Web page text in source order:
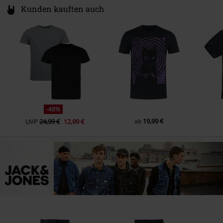
Kunden kauften auch
-48%
UVP 24,99 € 12,99 € ab 19,99 €